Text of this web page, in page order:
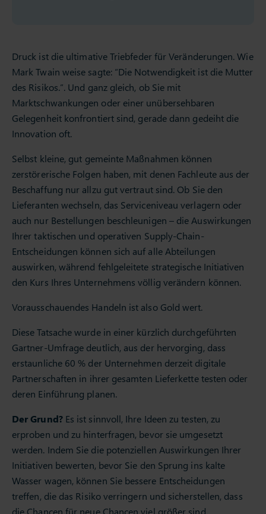
Druck ist die ultimative Triebfeder für Veränderungen. Wie
Mark Twain weise sagte: “Die Notwendigkeit ist die Mutter
des Risikos.”. Und ganz gleich, ob Sie mit
Marktschwankungen oder einer unübersehbaren
Gelegenheit konfrontiert sind, gerade dann gedeiht die
Innovation oft.
Selbst kleine, gut gemeinte Maßnahmen können
zerstörerische Folgen haben, mit denen Fachleute aus der
Beschaffung nur allzu gut vertraut sind. Ob Sie den
Lieferanten wechseln, das Serviceniveau verlagern oder
auch nur Bestellungen beschleunigen – die Auswirkungen
Ihrer taktischen und operativen Supply-Chain-
Entscheidungen können sich auf alle Abteilungen
auswirken, während fehlgeleitete strategische Initiativen
den Kurs Ihres Unternehmens völlig verändern können.
Vorausschauendes Handeln ist also Gold wert.
Diese Tatsache wurde in einer kürzlich durchgeführten
Gartner-Umfrage deutlich, aus der hervorging, dass
erstaunliche 60 % der Unternehmen derzeit digitale
Partnerschaften in ihrer gesamten Lieferkette testen oder
deren Einführung planen.
Der Grund?Es ist sinnvoll, Ihre Ideen zu testen, zu
erproben und zu hinterfragen, bevor sie umgesetzt
werden. Indem Sie die potenziellen Auswirkungen Ihrer
Initiativen bewerten, bevor Sie den Sprung ins kalte
Wasser wagen, können Sie bessere Entscheidungen
treffen, die das Risiko verringern und sicherstellen, dass
die Chancen für neue Chancen viel größer sind.